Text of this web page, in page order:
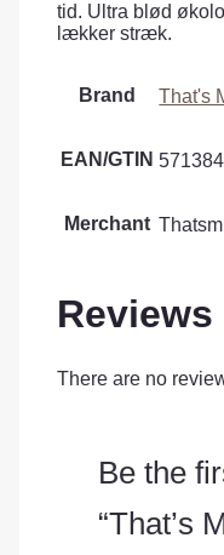
tid. Ultra blød
lækker stræk.
Brand That's
EAN/GTIN
Merchant
Reviews
There are no
Be the
“That’s